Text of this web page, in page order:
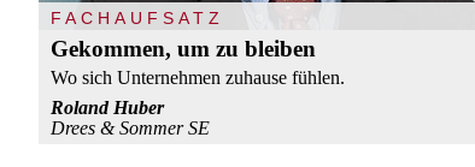
FACHAUFSATZ
Gekommen, um zu bleiben
Wo sich Unternehmen zuhause fühlen.
Roland Huber
Drees & Sommer SE